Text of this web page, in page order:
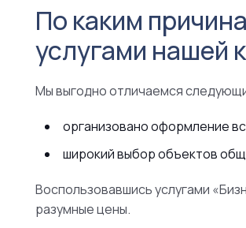
По каким
услугами нашей
Мы выгодно отличаемся
организовано оформление
широкий выбор объектов
Воспользовавшись услугами
разумные цены.